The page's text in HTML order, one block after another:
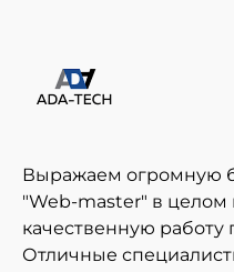
Выражаем огромную
"Web-master" в целом
качественную
Отличные